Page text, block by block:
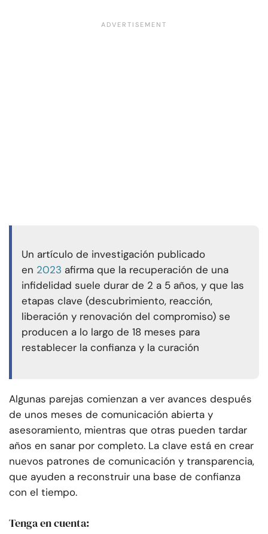
Un artículo de investigación publicado
en 2023 afirma que la recuperación de una
infidelidad suele durar de 2 a 5 años, y que las
etapas clave (descubrimiento, reacción,
liberación y renovación del compromiso) se
producen a lo largo de 18 meses para
restablecer la confianza y la curación
Algunas parejas comienzan a ver avances después
de unos meses de comunicación abierta y
asesoramiento, mientras que otras pueden tardar
años en sanar por completo. La clave está en crear
nuevos patrones de comunicación y transparencia,
que ayuden a reconstruir una base de confianza
con el tiempo.
Tenga en cuenta: